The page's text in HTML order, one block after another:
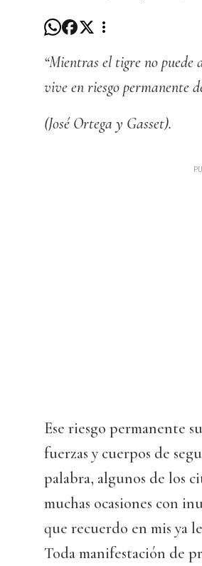
“Mientras el tigre no puede
vive en riesgo permanente
(José Ortega y Gasset).
Ese riesgo permanente
fuerzas y cuerpos de
palabra, algunos de los
muchas ocasiones con
que recuerdo en mis ya
Toda manifestación de